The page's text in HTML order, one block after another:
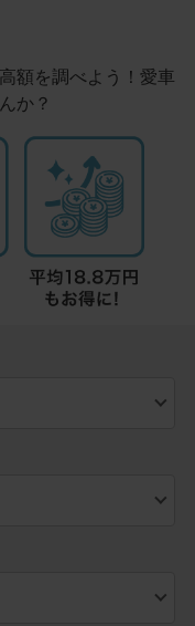
額を調べよう！愛車
か？